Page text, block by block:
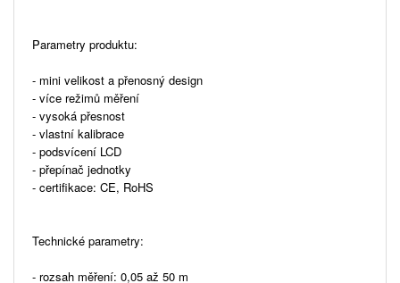
Parametry produktu:
- mini velikost a přenosný design
- více režimů měření
- vysoká přesnost
- vlastní kalibrace
- podsvícení LCD
- přepínač jednotky
- certifikace: CE, RoHS
Technické parametry:
- rozsah měření: 0,05 až 50 m